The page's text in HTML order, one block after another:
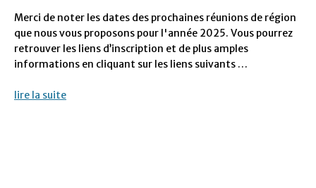
Merci de noter les dates des prochaines réunions de région
que nous vous proposons pour l'année 2025. Vous pourrez
retrouver les liens d’inscription et de plus amples
informations en cliquant sur les liens suivants …
lire la suite